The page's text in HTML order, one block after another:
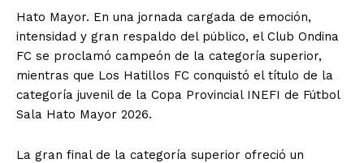
Hato Mayor. En una jornada cargada de emoción,
intensidad y gran respaldo del público, el Club Ondina
FC se proclamó campeón de la categoría superior,
mientras que Los Hatillos FC conquistó el título de la
categoría juvenil de la Copa Provincial INEFI de Fútbol
Sala Hato Mayor 2026.
La gran final de la categoría superior ofreció un